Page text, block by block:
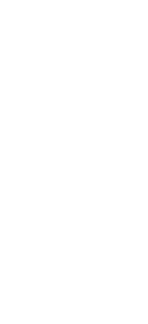
CALIFORNIA
(+ACC-